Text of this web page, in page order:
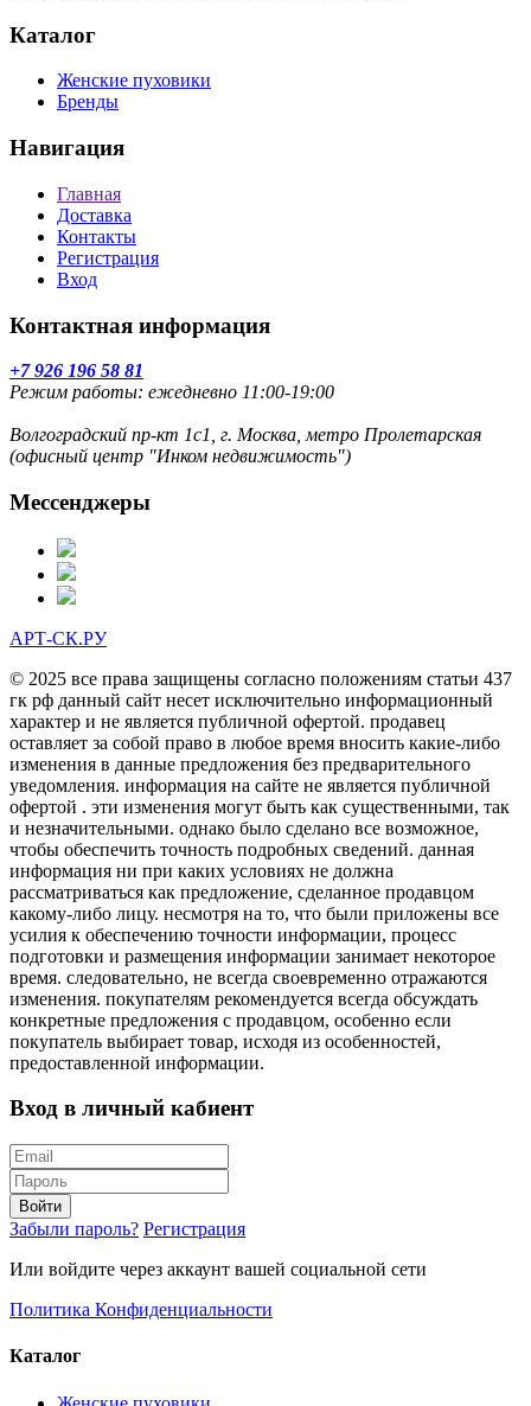
Каталог
Женские пуховики
Бренды
Навигация
Главная
Доставка
Контакты
Регистрация
Вход
Контактная информация
+7 926 196 58 81
Режим работы: ежедневно 11:00-19:00
Волгоградский пр-кт 1с1, г. Москва, метро Пролетарская
(офисный центр "Инком недвижимость")
Мессенджеры
АРТ-СК.РУ
© 2025 все права защищены согласно положениям статьи 437
гк рф данный сайт несет исключительно информационный
характер и не является публичной офертой. продавец
оставляет за собой право в любое время вносить какие-либо
изменения в данные предложения без предварительного
уведомления. информация на сайте не является публичной
офертой . эти изменения могут быть как существенными, так
и незначительными. однако было сделано все возможное,
чтобы обеспечить точность подробных сведений. данная
информация ни при каких условиях не должна
рассматриваться как предложение, сделанное продавцом
какому-либо лицу. несмотря на то, что были приложены все
усилия к обеспечению точности информации, процесс
подготовки и размещения информации занимает некоторое
время. следовательно, не всегда своевременно отражаются
изменения. покупателям рекомендуется всегда обсуждать
конкретные предложения с продавцом, особенно если
покупатель выбирает товар, исходя из особенностей,
предоставленной информации.
Вход в личный кабиент
Войти
Забыли пароль? Регистрация
Или войдите через аккаунт вашей социальной сети
Политика Конфиденциальности
Каталог